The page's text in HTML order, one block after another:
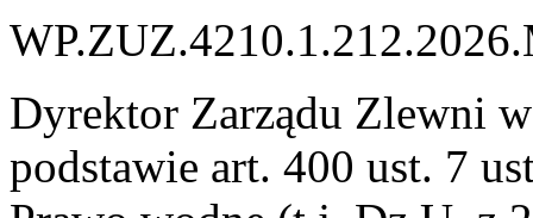
Dyrektor Zarządu Zlewni
podstawie art. 400 ust. 7